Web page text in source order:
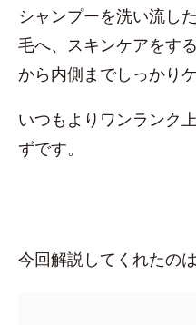
シャンプーを洗い流し
毛へ、スキンケアをす
から内側までしっかりケ
いつもよりワンランク
ずです。
今回解説してくれたの